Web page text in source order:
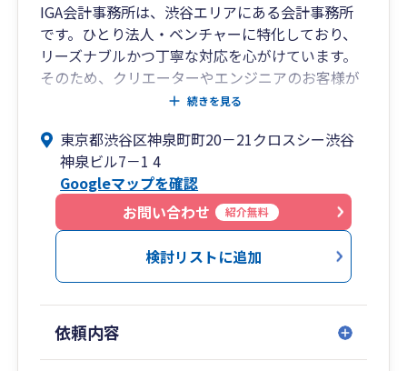
IGA会計事務所は、渋谷エリアにある会計事務所
です。ひとり法人・ベンチャーに特化しており、
リーズナブルかつ丁寧な対応を心がけています。
そのため、クリエーターやエンジニアのお客様が
多く、リモートでのサービス提供も支障なく行っ
事務所は渋谷ですが、北海道から福岡までお客様
がおります。
会計データの共有やデータ入力の効率化が図れる
クラウド会計ソフトを導入することで、形式的な
定期面談などを省き、チャットを中心とした対応
と記帳代行・決算申告に必要なサービス提供に徹
することで、リーズナブルな価格を実現しており
続きを見る
東京都渋谷区神泉町町20－21クロスシー渋谷
神泉ビル7－1 4
Googleマップを確認
お問い合わせ
紹介無料
検討リストに追加
依頼内容